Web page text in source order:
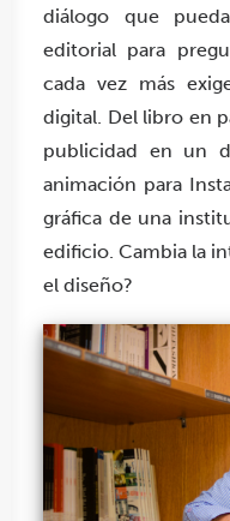
diálogo que
editorial para
cada vez más
digital. Del libro en
publicidad en un
animación para
gráfica de una
edificio. Cambia la
el diseño?